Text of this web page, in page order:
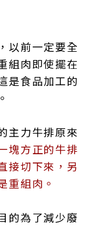
以前一定要全
組肉即使擺在
是食品加工的
主力牛排原來
塊方正的牛排
接切下來，另
重組肉。
的為了減少廢